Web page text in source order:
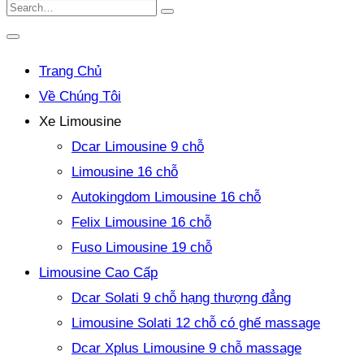
Trang Chủ
Về Chúng Tôi
Xe Limousine
Dcar Limousine 9 chỗ
Limousine 16 chỗ
Autokingdom Limousine 16 chỗ
Felix Limousine 16 chỗ
Fuso Limousine 19 chỗ
Limousine Cao Cấp
Dcar Solati 9 chỗ hạng thượng đẳng
Limousine Solati 12 chỗ có ghế massage
Dcar Xplus Limousine 9 chỗ massage